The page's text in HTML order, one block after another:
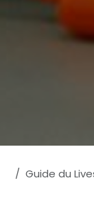
Guide du